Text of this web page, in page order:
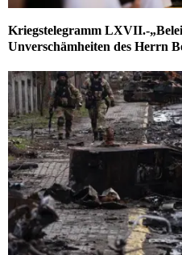
Kriegstelegramm LXVII.-
Unverschämheiten des Herrn